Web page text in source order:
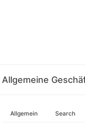
Allgemeine
Allgemein Search